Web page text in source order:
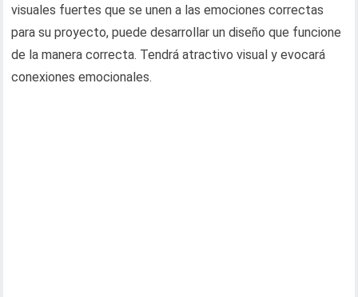
visuales fuertes que se unen a las emociones correctas
para su proyecto, puede desarrollar un diseño que funcione
de la manera correcta. Tendrá atractivo visual y evocará
conexiones emocionales.